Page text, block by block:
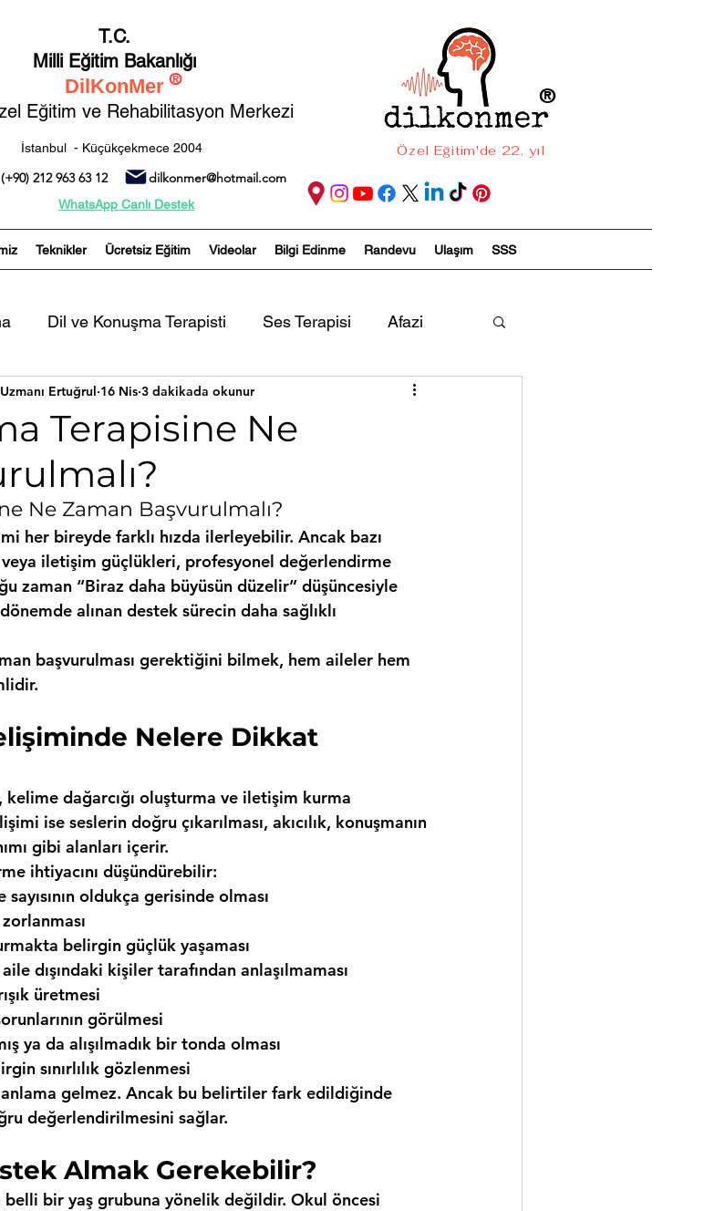
T.C.
Milli Eğitim Bakanlığı
DilKonMer
Eğitim ve Rehabilitasyon Merkezi
İstanbul - Küçükçekmece 2004 Özel Eğitim'de 22. yıl
®
®
(+90) 212 963 63 12 dilkonmer@hotmail.com
WhatsApp Canlı Destek
Teknikler Ücretsiz Eğitim Videolar Bilgi Edinme Randevu Ulaşım SSS
Dil ve Konuşma Terapisti Ses Terapisi Afazi
Bozukluğu İşitme Yetersizliği Olan Bireyler
Terapisine Ne
Ertuğrul 16 Nis 3 dakikada okunur
Ne Zaman Başvurulmalı?
her bireyde farklı hızda ilerleyebilir. Ancak bazı
iletişim güçlükleri, profesyonel değerlendirme
zaman “Biraz daha büyüsün düzelir” düşüncesiyle
alınan destek sürecin daha sağlıklı
başvurulması gerektiğini bilmek, hem aileler hem
Nelere Dikkat
dağarcığı oluşturma ve iletişim kurma
ise seslerin doğru çıkarılması, akıcılık, konuşmanın
gibi alanları içerir.
ihtiyacını düşündürebilir:
oldukça gerisinde olması
belirgin güçlük yaşaması
aile dışındaki kişiler tarafından anlaşılmaması
üretmesi
görülmesi
ya da alışılmadık bir tonda olması
sınırlılık gözlenmesi
anlama gelmez. Ancak bu belirtiler fark edildiğinde
değerlendirilmesini sağlar.
Almak Gerekebilir?
belli bir yaş grubuna yönelik değildir. Okul öncesi